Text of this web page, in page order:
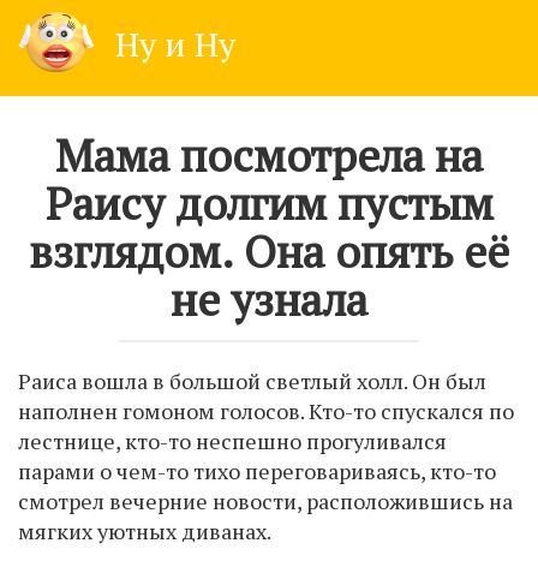
content
Ну и Ну
Мама посмотрела на
Раису долгим пустым
взглядом. Она опять её
не узнала
Раиса вошла в большой светлый холл. Он был
наполнен гомоном голосов. Кто-то спускался по
лестнице, кто-то неспешно прогуливался
парами о чем-то тихо переговариваясь, кто-то
смотрел вечерние новости, расположившись на
мягких уютных диванах.